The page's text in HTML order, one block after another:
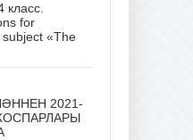
for
«The
2021-